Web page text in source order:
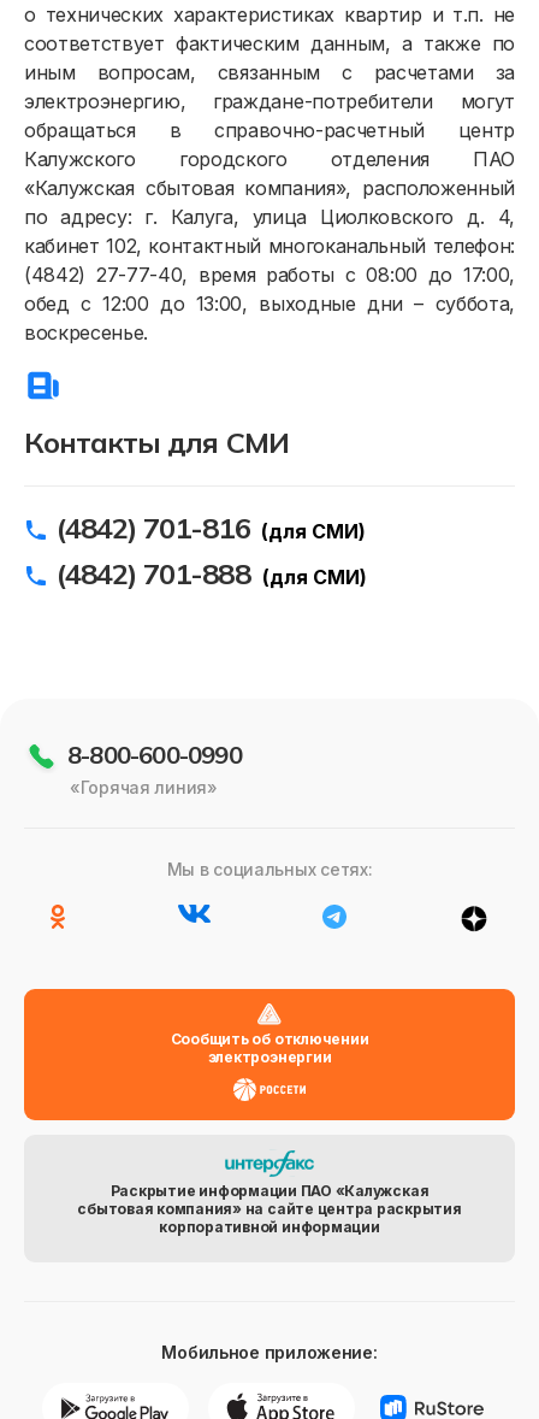
Контакты для СМИ
(4842) 701-816 (для СМИ)
(4842) 701-888 (для СМИ)
о технических характеристиках квартир и т.п. не
соответствует фактическим данным, а также по
иным вопросам, связанным с расчетами за
электроэнергию, граждане-потребители могут
обращаться в справочно-расчетный центр
Калужского городского отделения ПАО
«Калужская сбытовая компания», расположенный
по адресу: г. Калуга, улица Циолковского д. 4,
кабинет 102, контактный многоканальный телефон:
(4842) 27-77-40, время работы с 08:00 до 17:00,
обед с 12:00 до 13:00, выходные дни – суббота,
воскресенье.
8-800-600-0990
«Горячая линия»
Мы в социальных сетях:
Сообщить об отключении
электроэнергии
Раскрытие информации ПАО «Калужская
сбытовая компания» на сайте центра раскрытия
корпоративной информации
Мобильное приложение: